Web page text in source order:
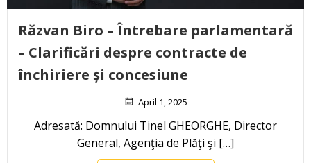
Răzvan Biro – Întrebare parlamentară
– Clarificări despre contracte de
închiriere și concesiune
April 1, 2025
Adresată: Domnului Tinel GHEORGHE, Director
General, Agenţia de Plăţi şi […]